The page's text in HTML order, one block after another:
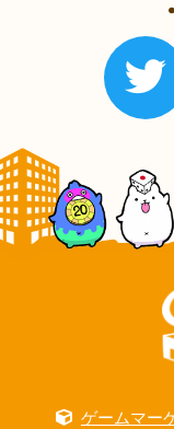
ゲームマー